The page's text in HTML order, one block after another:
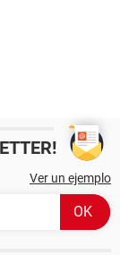
Ver un ejemplo